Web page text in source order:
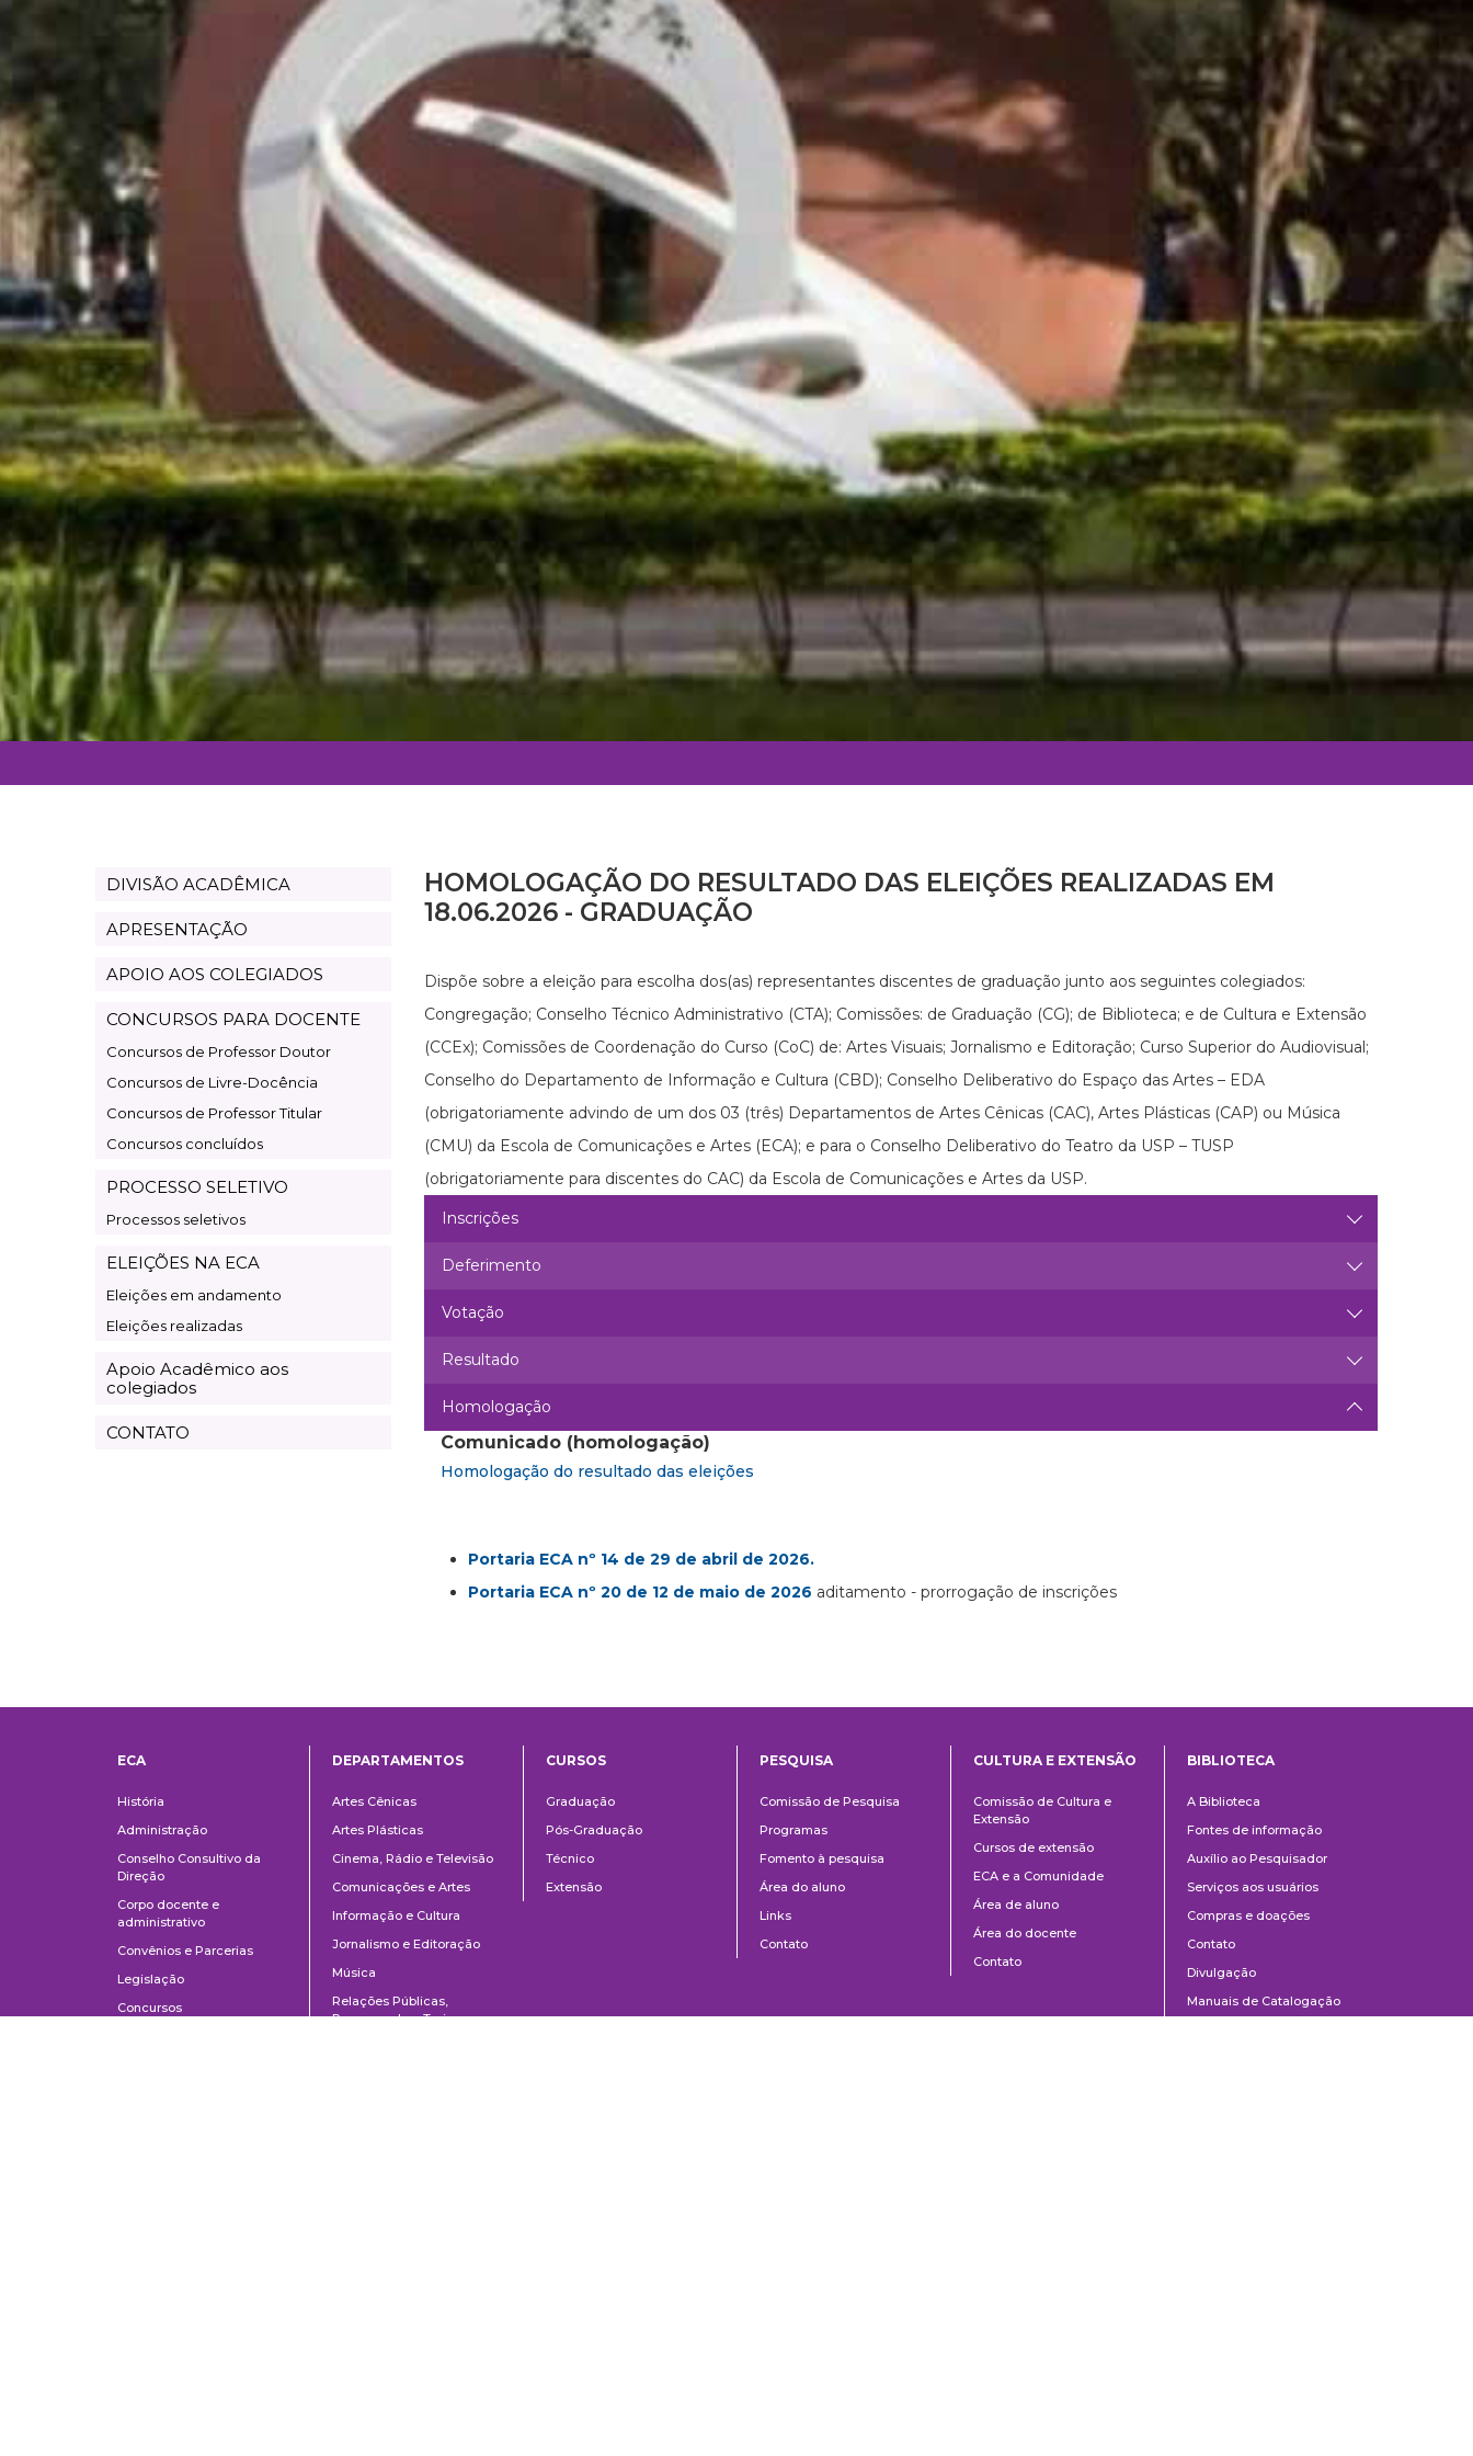
Acadêmica
DIVISÃO ACADÊMICA
APRESENTAÇÃO
APOIO AOS COLEGIADOS
CONCURSOS PARA DOCENTE
Concursos de Professor Doutor
Concursos de Livre-Docência
Concursos de Professor Titular
Concursos concluídos
PROCESSO SELETIVO
Processos seletivos
ELEIÇÕES NA ECA
Eleições em andamento
Eleições realizadas
Apoio Acadêmico aos
colegiados
CONTATO
HOMOLOGAÇÃO DO RESULTADO DAS ELEIÇÕES REALIZADAS EM
18.06.2026 - GRADUAÇÃO
Dispõe sobre a eleição para escolha dos(as) representantes discentes de graduação junto aos seguintes colegiados:
Congregação; Conselho Técnico Administrativo (CTA); Comissões: de Graduação (CG); de Biblioteca; e de Cultura e Extensão
(CCEx); Comissões de Coordenação do Curso (CoC) de: Artes Visuais; Jornalismo e Editoração; Curso Superior do Audiovisual;
Conselho do Departamento de Informação e Cultura (CBD); Conselho Deliberativo do Espaço das Artes – EDA
(obrigatoriamente advindo de um dos 03 (três) Departamentos de Artes Cênicas (CAC), Artes Plásticas (CAP) ou Música
(CMU) da Escola de Comunicações e Artes (ECA); e para o Conselho Deliberativo do Teatro da USP – TUSP
(obrigatoriamente para discentes do CAC) da Escola de Comunicações e Artes da USP.
Inscrições
Deferimento
Votação
Resultado
Homologação
Comunicado (homologação)
Homologação do resultado das eleições
Portaria ECA nº 14 de 29 de abril de 2026.
Portaria ECA nº 20 de 12 de maio de 2026 aditamento - prorrogação de inscrições
ECA
História
Administração
Conselho Consultivo da
Direção
Corpo docente e
administrativo
Convênios e Parcerias
Legislação
Concursos
DEPARTAMENTOS
Artes Cênicas
Artes Plásticas
Cinema, Rádio e Televisão
Comunicações e Artes
Informação e Cultura
Jornalismo e Editoração
Música
Relações Públicas,
Propaganda e Turismo
CURSOS
Graduação
Pós-Graduação
Técnico
Extensão
PESQUISA
Comissão de Pesquisa
Programas
Fomento à pesquisa
Área do aluno
Links
Contato
e
Extensão
CULTURA E EXTENSÃO
Comissão de Cultura e
Extensão
Cursos de extensão
ECA e a Comunidade
Área de aluno
Área do docente
Contato
BIBLIOTECA
A Biblioteca
Fontes de informação
Auxílio ao Pesquisador
Serviços aos usuários
Compras e doações
Contato
Divulgação
Manuais de Catalogação